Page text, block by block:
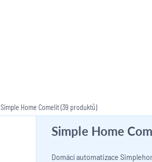
Simple Home Comelit(39 produktů)
Simple Home
Domácí automatizace